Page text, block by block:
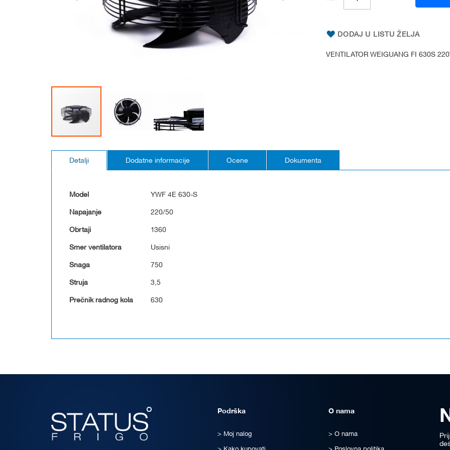
DODAJ U LISTU ŽELJA
VENTILATOR WEIGUANG FI 630S
to
beginning
gallery
Detalji
Model YWF 4E 630-S
Napajanje 220/50
Obrtaji 1360
Smer ventilatora Usisni
Snaga 750
Struja 3,5
Prečnik radnog kola 630
Dodatne informacije Ocene Dokumenta
Podrška
Moj nalog
O nama
O nama